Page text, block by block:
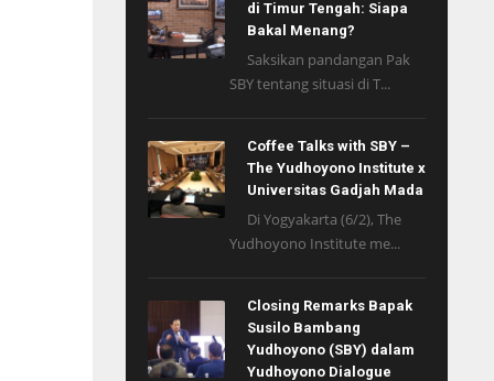
di Timur Tengah: Siapa
Bakal Menang?
Saksikan pandangan Pak
SBY tentang situasi di T...
Coffee Talks with SBY –
The Yudhoyono Institute x
Universitas Gadjah Mada
Di Yogyakarta (6/2), The
Yudhoyono Institute me...
Closing Remarks Bapak
Susilo Bambang
Yudhoyono (SBY) dalam
Yudhoyono Dialogue